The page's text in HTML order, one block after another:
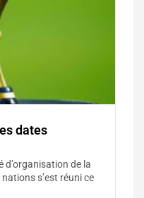
dates
d’organisation de la
s’est réuni ce